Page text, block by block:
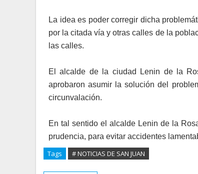
La idea es poder corregir dicha
por la citada vía y otras calles de la
las calles.
El alcalde de la ciudad Lenin de la
aprobaron asumir la solución del
circunvalación.
En tal sentido el alcalde Lenin de la
prudencia, para evitar accidentes
Tags # NOTICIAS DE SAN JUAN